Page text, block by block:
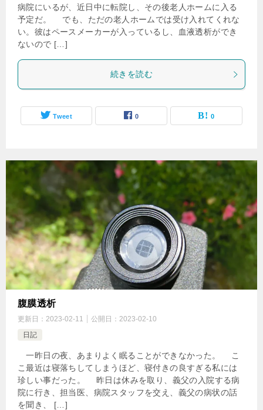
病院にいるが、近日中に転院し、その後老人ホームに入る
予定だ。 でも、ただの老人ホームでは受け入れてくれな
い。彼はペースメーカーが入っているし、血液透析ができ
ないので […]
続きを読む
Tweet 0 0
腹膜透析
更新日： 2023-02-11 公開日： 2023-02-10
日記
一昨日の夜、あまりよく眠ることができなかった。 こ
こ最近は寝落ちしてしまうほど、寝付きの良すぎる私には
珍しい事だった。 昨日は休みを取り、義父の入院する病
院に行き、担当医、病院スタッフを交え、義父の病状の話
を聞き、 […]